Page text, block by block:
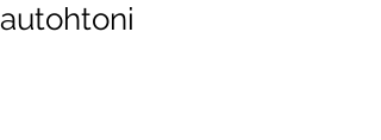
autohtoni